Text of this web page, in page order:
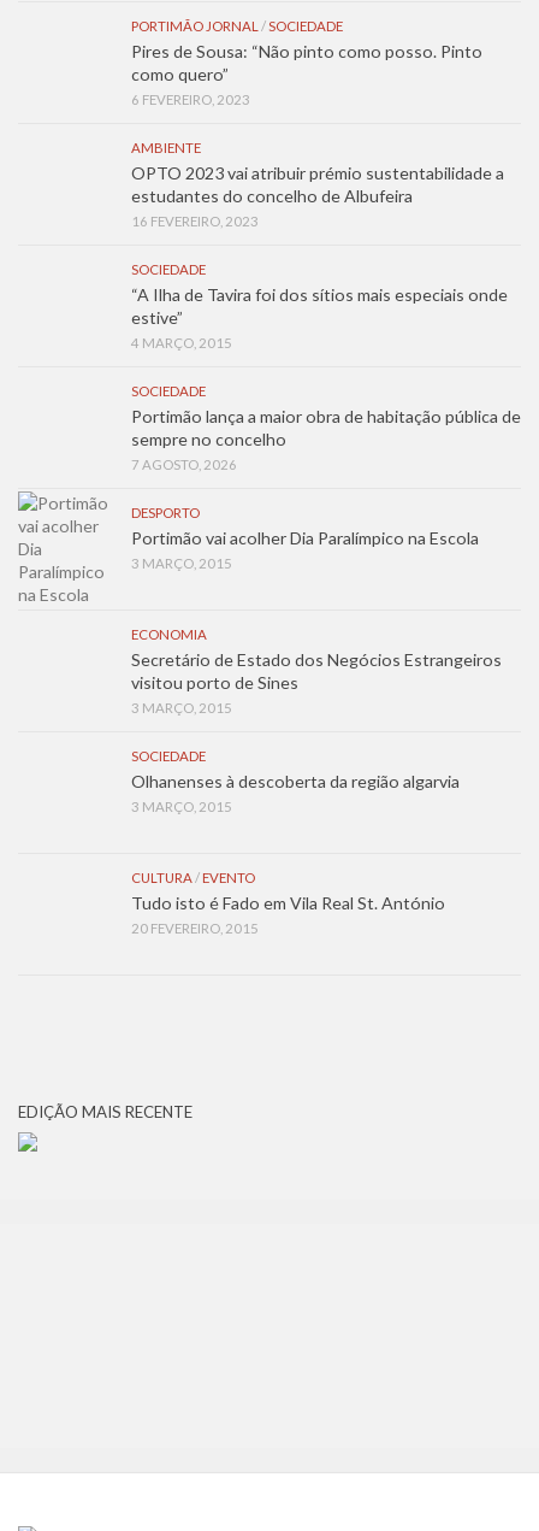
PORTIMÃO JORNAL / SOCIEDADE
Pires de Sousa: “Não pinto como posso. Pinto
como quero”
6 FEVEREIRO, 2023
AMBIENTE
OPTO 2023 vai atribuir prémio sustentabilidade a
estudantes do concelho de Albufeira
16 FEVEREIRO, 2023
SOCIEDADE
“A Ilha de Tavira foi dos sítios mais especiais onde
estive”
4 MARÇO, 2015
SOCIEDADE
Portimão lança a maior obra de habitação pública de
sempre no concelho
7 AGOSTO, 2026
DESPORTO
Portimão vai acolher Dia Paralímpico na Escola
3 MARÇO, 2015
ECONOMIA
Secretário de Estado dos Negócios Estrangeiros
visitou porto de Sines
3 MARÇO, 2015
SOCIEDADE
Olhanenses à descoberta da região algarvia
3 MARÇO, 2015
CULTURA / EVENTO
Tudo isto é Fado em Vila Real St. António
20 FEVEREIRO, 2015
EDIÇÃO MAIS RECENTE